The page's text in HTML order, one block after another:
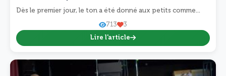
collectif
Dès le premier jour, le ton a été donné aux petits comme...
713
3
Lire l'article